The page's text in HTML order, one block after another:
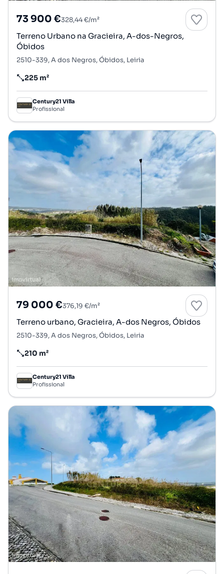
73 900 €328,44 €/m²
Terreno Urbano na Gracieira, A-dos-Negros,
Óbidos
2510-339, A dos Negros, Óbidos, Leiria
Preço por metro quadrado
225 m²
Century21 Villa
Profissional
79 000 €376,19 €/m²
Terreno urbano, Gracieira, A-dos Negros, Óbidos
2510-339, A dos Negros, Óbidos, Leiria
Preço por metro quadrado
210 m²
Century21 Villa
Profissional